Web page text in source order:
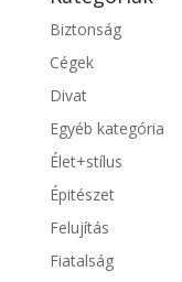
Biztonság
Cégek
Divat
Egyéb kategória
Élet+stílus
Épitészet
Felujítás
Fiatalság